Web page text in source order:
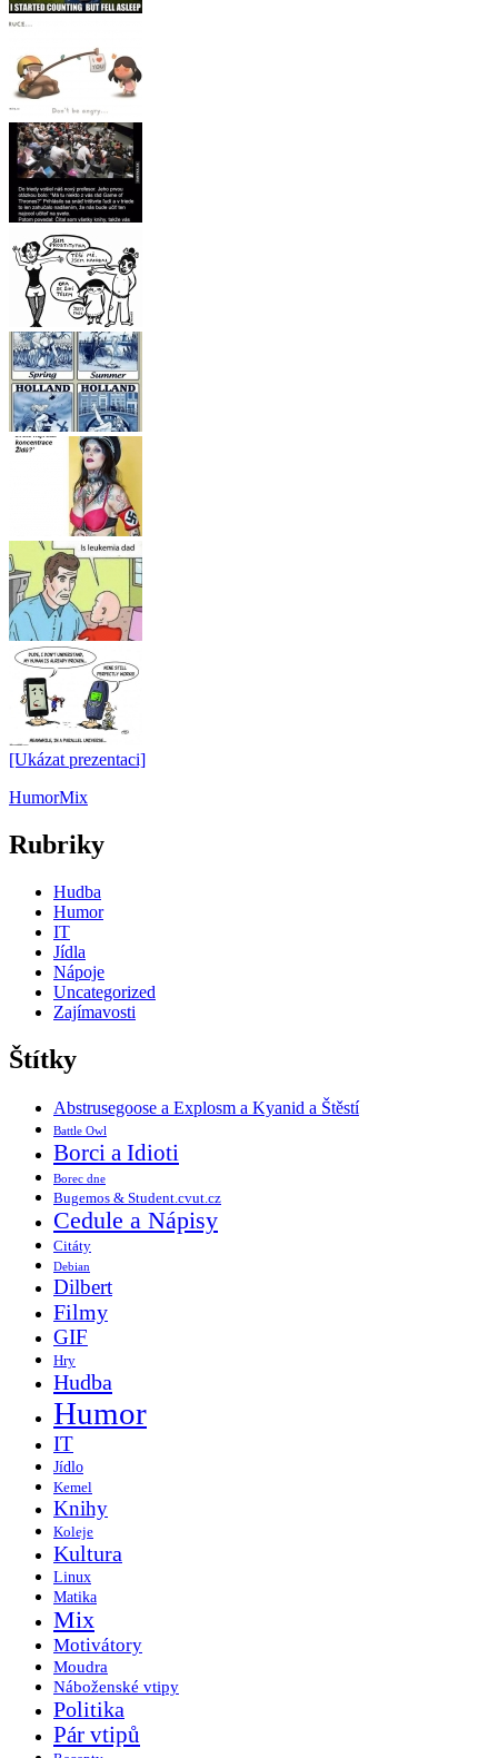
[Ukázat prezentaci]
HumorMix
Rubriky
Hudba
Humor
IT
Jídla
Nápoje
Uncategorized
Zajímavosti
Štítky
Abstrusegoose a Explosm a Kyanid a Štěstí
Battle Owl
Borci a Idioti
Borec dne
Bugemos & Student.cvut.cz
Cedule a Nápisy
Citáty
Debian
Dilbert
Filmy
GIF
Hry
Hudba
Humor
IT
Jídlo
Kemel
Knihy
Koleje
Kultura
Linux
Matika
Mix
Motivátory
Moudra
Náboženské vtipy
Politika
Pár vtipů